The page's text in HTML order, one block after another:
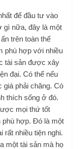
để đầu tư vào
gì nữa, đây là một
trên toàn thế
phù hợp với nhiều
tài sản được xây
đại. Có thể nếu
giá phải chăng. Có
thích sống ở đó.
mọi thứ tốt
phù hợp. Đó là một
rất nhiều tiện nghi.
một tài sản mà họ